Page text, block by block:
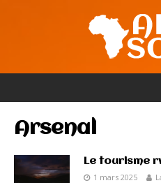
Arsenal
Le tourisme
1 mars 2025